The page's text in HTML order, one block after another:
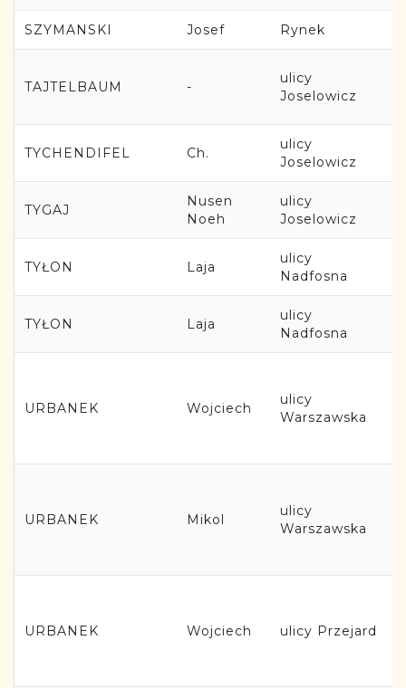
SZYMANSKI Josef Rynek
TAJTELBAUM -
ulicy
Joselowicz
TYCHENDIFEL Ch.
ulicy
Joselowicz
TYGAJ
Nusen
Noeh
ulicy
Joselowicz
TYŁON Laja
ulicy
Nadfosna
TYŁON Laja
ulicy
Nadfosna
URBANEK Wojciech
ulicy
Warszawska
URBANEK Mikol
ulicy
Warszawska
URBANEK Wojciech ulicy Przejard